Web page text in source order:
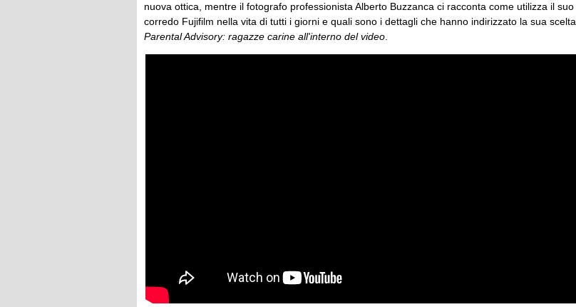
nuova ottica, mentre il fotografo professionista Alberto Buzzanca ci racconta come utilizza il suo
corredo Fujifilm nella vita di tutti i giorni e quali sono i dettagli che hanno indirizzato la sua scelta.
Parental Advisory: ragazze carine all'interno del video